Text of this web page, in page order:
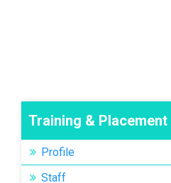
Training & Placement
Profile
Staff